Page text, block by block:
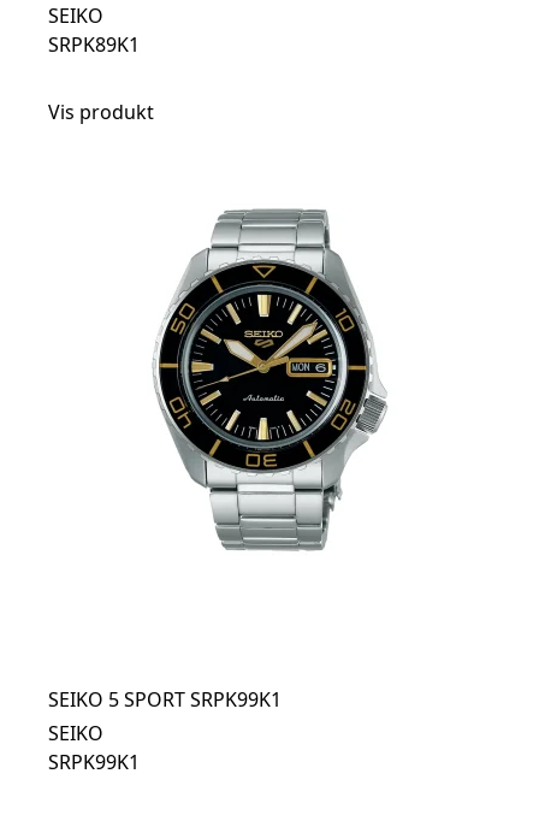
SEIKO
SRPK89K1
Vis produkt
SEIKO 5 SPORT SRPK99K1
SEIKO
SRPK99K1